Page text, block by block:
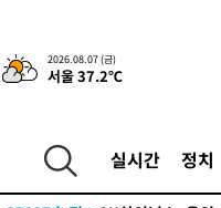
2026.08.07 (금)
서울 37.2℃
실시간 정치
-31033초 전 >"낮 기온 소폭 하락
-30997초 전 > [속보]이 대통령, '
갈 수도
-28931초 전 >
낮 최고 37도 찜
-27237초 전 >